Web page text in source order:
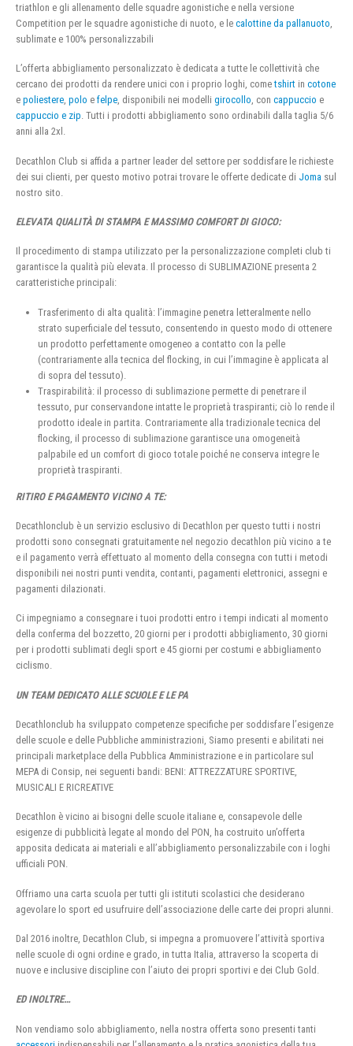
triathlon e gli allenamento delle squadre agonistiche e nella versione
Competition per le squadre agonistiche di nuoto, e le calottine da pallanuoto,
sublimate e 100% personalizzabili
L’offerta abbigliamento personalizzato è dedicata a tutte le collettività che
cercano dei prodotti da rendere unici con i proprio loghi, cometshirt in cotone
e poliestere, polo e felpe, disponibili nei modelli girocollo, con cappuccio e
cappuccio e zip. Tutti i prodotti abbigliamento sono ordinabili dalla taglia 5/6
anni alla 2xl.
Decathlon Club si affida a partner leader del settore per soddisfare le richieste
dei sui clienti, per questo motivo potrai trovare le offerte dedicate di Joma sul
nostro sito.
ELEVATA QUALITÀ DI STAMPA E MASSIMO COMFORT DI GIOCO:
Il procedimento di stampa utilizzato per la personalizzazione completi club ti
garantisce la qualità più elevata. Il processo di SUBLIMAZIONE presenta 2
caratteristiche principali:
Trasferimento di alta qualità: l’immagine penetra letteralmente nello
strato superficiale del tessuto, consentendo in questo modo di ottenere
un prodotto perfettamente omogeneo a contatto con la pelle
(contrariamente alla tecnica del flocking, in cui l’immagine è applicata al
di sopra del tessuto).
Traspirabilità: il processo di sublimazione permette di penetrare il
tessuto, pur conservandone intatte le proprietà traspiranti; ciò lo rende il
prodotto ideale in partita. Contrariamente alla tradizionale tecnica del
flocking, il processo di sublimazione garantisce una omogeneità
palpabile ed un comfort di gioco totale poiché ne conserva integre le
proprietà traspiranti.
RITIRO E PAGAMENTO VICINO A TE:
Decathlonclub è un servizio esclusivo di Decathlon per questo tutti i nostri
prodotti sono consegnati gratuitamente nel negozio decathlon più vicino a te
e il pagamento verrà effettuato al momento della consegna con tutti i metodi
disponibili nei nostri punti vendita, contanti, pagamenti elettronici, assegni e
pagamenti dilazionati.
Ci impegniamo a consegnare i tuoi prodotti entro i tempi indicati al momento
della conferma del bozzetto, 20 giorni per i prodotti abbigliamento, 30 giorni
per i prodotti sublimati degli sport e 45 giorni per costumi e abbigliamento
ciclismo.
UN TEAM DEDICATO ALLE SCUOLE E LE PA
Decathlonclub ha sviluppato competenze specifiche per soddisfare l’esigenze
delle scuole e delle Pubbliche amministrazioni, Siamo presenti e abilitati nei
principali marketplace della Pubblica Amministrazione e in particolare sul
MEPA di Consip, nei seguenti bandi: BENI: ATTREZZATURE SPORTIVE,
MUSICALI E RICREATIVE
Decathlon è vicino ai bisogni delle scuole italiane e, consapevole delle
esigenze di pubblicità legate al mondo del PON, ha costruito un’offerta
apposita dedicata ai materiali e all’abbigliamento personalizzabile con i loghi
ufficiali PON.
Offriamo una carta scuola per tutti gli istituti scolastici che desiderano
agevolare lo sport ed usufruire dell’associazione delle carte dei propri alunni.
Dal 2016 inoltre, Decathlon Club, si impegna a promuovere l’attività sportiva
nelle scuole di ogni ordine e grado, in tutta Italia, attraverso la scoperta di
nuove e inclusive discipline con l’aiuto dei propri sportivi e dei Club Gold.
ED INOLTRE…
Non vendiamo solo abbigliamento, nella nostra offerta sono presenti tanti